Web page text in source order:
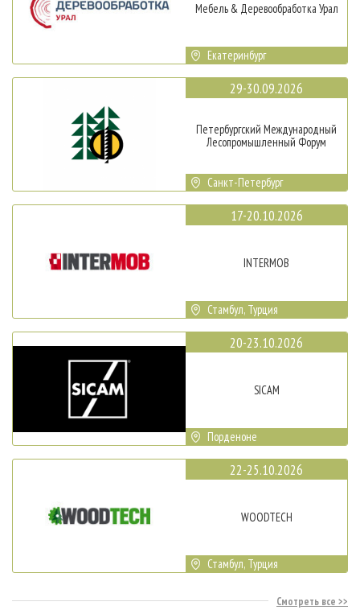
Мебель & Деревообработка Урал
Екатеринбург
29-30.09.2026
Петербургский Международный
Лесопромышленный Форум
Санкт-Петербург
17-20.10.2026
INTERMOB
Стамбул, Турция
20-23.10.2026
SICAM
Порденоне
22-25.10.2026
WOODTECH
Стамбул, Турция
Смотреть все